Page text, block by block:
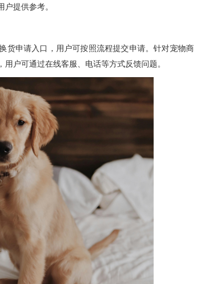
提供参考。
货申请入口，用户可按照流程提交申请。针对宠物商
户可通过在线客服、电话等方式反馈问题。